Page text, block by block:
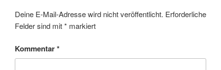
Deine E-Mail-Adresse wird nicht veröffentlicht. Erforderliche
Felder sind mit* markiert
Kommentar*